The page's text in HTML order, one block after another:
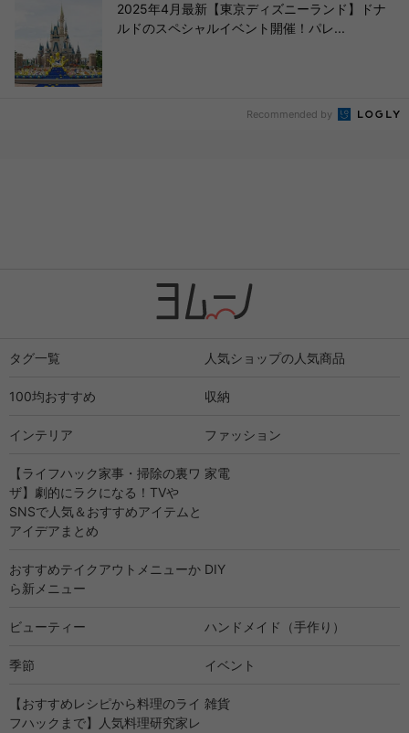
2025年4月最新【東京ディズニーランド】ドナ
ルドのスペシャルイベント開催！パレ...
Recommended by
タグ一覧 人気ショップの人気商品
100均おすすめ 収納
インテリア ファッション
【ライフハック家事・掃除の裏ワ
ザ】劇的にラクになる！TVや
SNSで人気＆おすすめアイテムと
アイデアまとめ
家電
おすすめテイクアウトメニューか
ら新メニュー
DIY
ビューティー ハンドメイド（手作り）
季節 イベント
【おすすめレシピから料理のライ
フハックまで】人気料理研究家レ
雑貨